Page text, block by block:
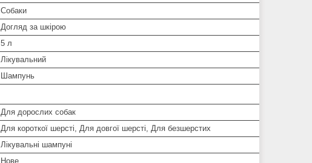
Собаки
Догляд за шкірою
5 л
Лікувальний
Шампунь
Для дорослих собак
Для короткої шерсті, Для довгої шерсті, Для безшерстих
Лікувальні шампуні
Нове